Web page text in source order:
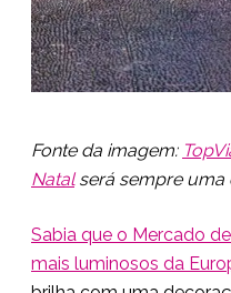
Fonte da imagem:
Natalserá sempre uma
Sabia que o Mercado
mais luminosos da